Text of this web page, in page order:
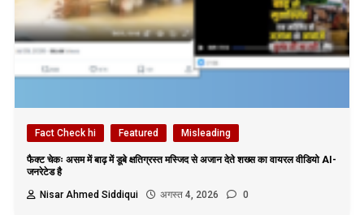
Fact Check hi Featured Misleading
फैक्ट चेकः असम में बाढ़ में डूबे क्षतिग्रस्त मस्जिद से अजान देते शख्स का वायरल वीडियो AI-
जनरेटेड है
Nisar Ahmed Siddiqui
अगस्त 4, 2026 0